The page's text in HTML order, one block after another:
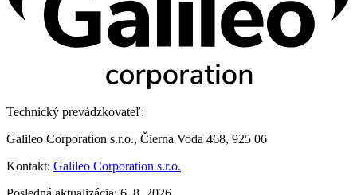
Technický prevádzkovateľ:
Galileo Corporation s.r.o., Čierna Voda 468, 925 06
Kontakt: Galileo Corporation s.r.o.